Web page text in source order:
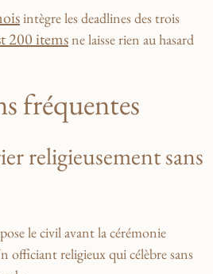
intègre les deadlines des trois
200 itemsne laisse rien au hasard
fréquentes
religieusement sans
le civil avant la cérémonie
officiant religieux qui célèbre sans